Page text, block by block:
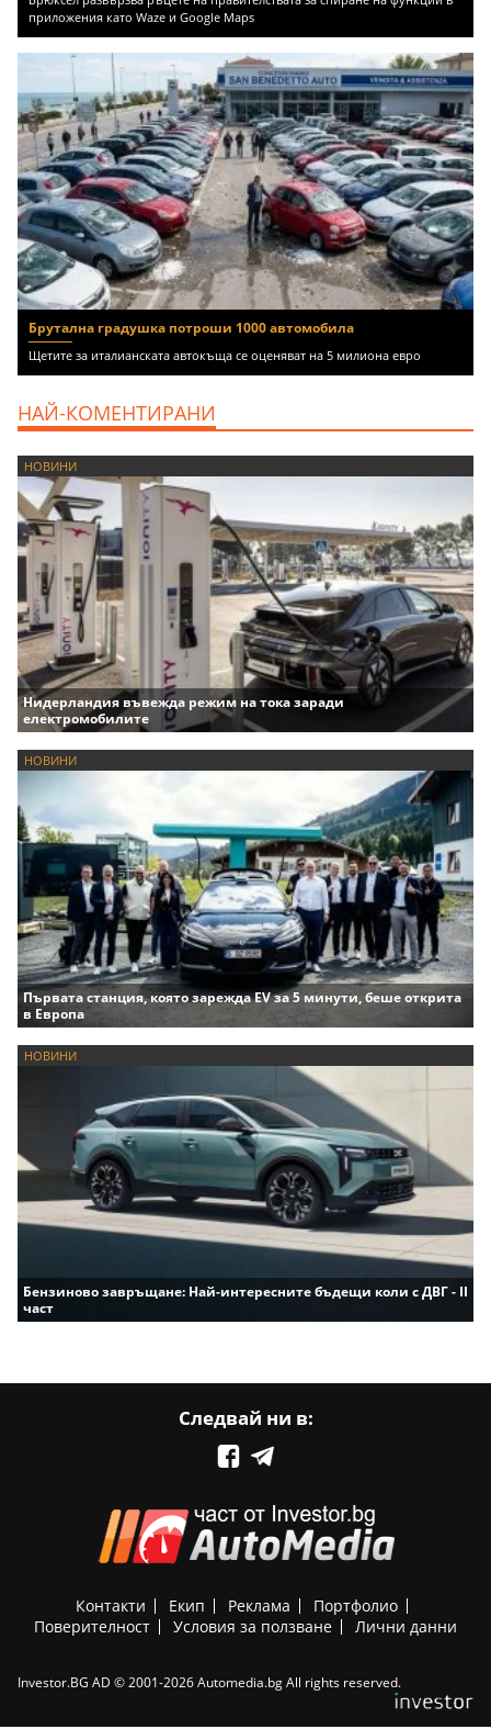
приложения като Waze и Google Maps
Брутална градушка потроши 1000 автомобила
Щетите за италианската автокъща се оценяват на 5 милиона евро
НАЙ-КОМЕНТИРАНИ
НОВИНИ
Нидерландия въвежда режим на тока заради
електромобилите
НОВИНИ
Първата станция, която зарежда EV за 5 минути, беше открита
в Европа
НОВИНИ
Бензиново завръщане: Най-интересните бъдещи коли с ДВГ - II
част
Следвай ни в:
Контакти Екип Реклама
Портфолио
Поверителност
Условия за ползване Лични данни
Investor.BG AD © 2001-2026 Automedia.bg All rights reserved.